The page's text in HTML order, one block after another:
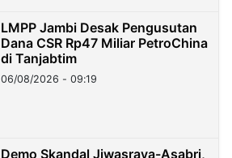
LMPP Jambi Desak Pengusutan
Dana CSR Rp47 Miliar PetroChina
di Tanjabtim
06/08/2026 - 09:19
Demo Skandal Jiwasraya-Asabri,